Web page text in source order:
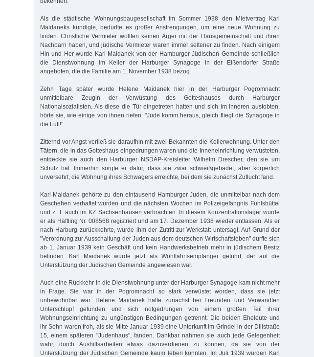
Als die städtische Wohnungsbaugesellschaft im Sommer 1938 den Mietvertrag Karl
Maidaneks kündigte, bedurfte es großer Anstrengungen, um eine neue Wohnung zu
finden. Christliche Vermieter wollten keinen Ärger mit der Hausgemeinschaft und ihren
Nachbarn haben, und jüdische Vermieter waren immer seltener zu finden. Nach einigem
Hin und Her wurde Karl Maidanek von der Hamburger Jüdischen Gemeinde schließlich
die Dienstwohnung im Keller der Harburger Synagoge in der Eißendorfer Straße
angeboten, die die Familie am 1. November 1938 bezog.
Zehn Tage später wurde Helene Maidanek hier in der Harburger Pogromnacht
unmittelbare Zeugin der Verwüstung des Gotteshauses durch Harburger
Nationalsozialisten. Als diese die Tür eingetreten hatten und sich im Inneren austobten,
hörte sie, wie einige von ihnen riefen: "Jude komm heraus, gleich fliegt die Synagoge in
die Luft!"
Zitternd vor Angst verließ sie daraufhin mit zwei Bekannten die Kellerwohnung. Unter den
Tätern, die in das Gotteshaus eingedrungen waren und die Inneneinrichtung verwüsteten,
entdeckte sie auch den Harburger NSDAP-Kreisleiter Wilhelm Drescher, den sie um
Schutz bat. Immerhin sorgte er dafür, dass sie zwar schweißgebadet, aber körperlich
unversehrt, die Wohnung ihres Schwagers erreichte, bei dem sie zunächst Zuflucht fand.
Karl Maidanek gehörte zu den eintausend Hamburger Juden, die unmittelbar nach dem
Geschehen verhaftet wurden und die nächsten Wochen im Polizeigefängnis Fuhlsbüttel
und z. T. auch im KZ Sachsenhausen verbrachten. In diesem Konzentrationslager wurde
er als Häftling Nr. 008568 registriert und am 17. Dezember 1938 wieder entlassen. Als er
nach Harburg zurückkehrte, wurde ihm der Zutritt zur Werkstatt untersagt. Auf Grund der
"Verordnung zur Ausschaltung der Juden aus dem deutschen Wirtschaftsleben" durfte sich
ab 1. Januar 1939 kein Geschäft und kein Handwerksbetrieb mehr in jüdischem Besitz
befinden. Karl Maidanek wurde jetzt als Wohlfahrtsempfänger geführt, der auf die
Unterstützung der Jüdischen Gemeinde angewiesen war.
Auch eine Rückkehr in die Dienstwohnung unter der Harburger Synagoge kam nicht mehr
in Frage. Sie war in der Pogromnacht so stark verwüstet worden, dass sie jetzt
unbewohnbar war. Helene Maidanek hatte zunächst bei Freunden und Verwandten
Unterschlupf gefunden und sich notgedrungen von einem großen Teil ihrer
Wohnungseinrichtung zu ungünstigen Bedingungen getrennt. Die beiden Eheleute und
ihr Sohn waren froh, als sie Mitte Januar 1939 eine Unterkunft im Grindel in der Dillstraße
15, einem späteren "Judenhaus", fanden. Dankbar nahmen sie auch jede Gelegenheit
wahr, durch Aushilfsarbeiten etwas dazuverdienen zu können, da sie von der
Unterstützung der Jüdischen Gemeinde kaum leben konnten. Im Juli 1939 wurden Karl